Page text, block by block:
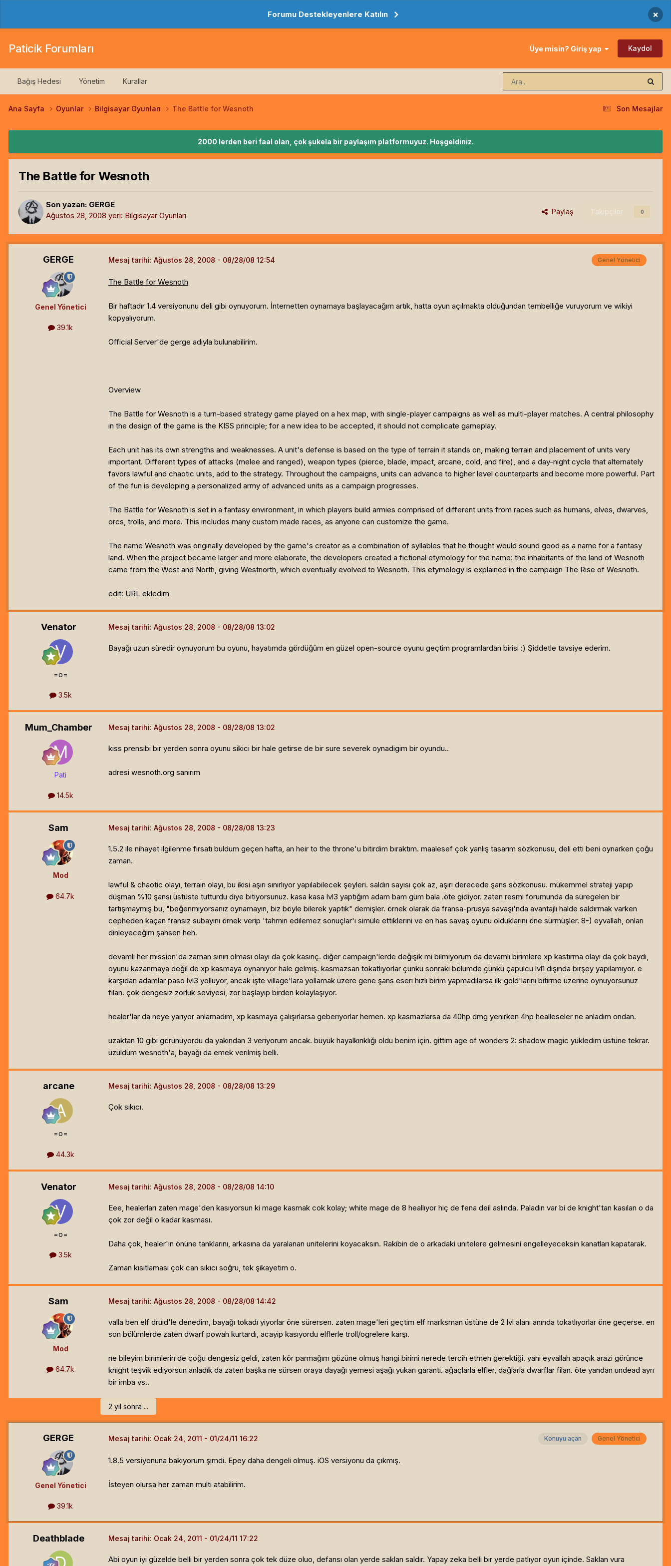
Forumu Destekleyenlere Katılın ×
Paticik Forumları Üye misin? Giriş yap Kaydol
Bağış Hedesi Yönetim Kurallar
Son Mesajlar
Ana Sayfa Oyunlar Bilgisayar Oyunları The Battle for Wesnoth
2000 lerden beri faal olan, çok şukela bir paylaşım platformuyuz. Hoşgeldiniz.
The Battle for Wesnoth
Son yazan: GERGE
Ağustos 28, 2008 yeri: Bilgisayar Oyunları Paylaş Takipçiler 0
GERGE
Genel Yönetici
39.1k
Genel Yönetici
Mesaj tarihi: Ağustos 28, 2008
The Battle for Wesnoth
Bir haftadır 1.4 versiyonunu deli gibi oynuyorum. İnternetten oynamaya başlayacağım artık, hatta oyun açılmakta olduğundan tembelliğe vuruyorum ve wikiyi
kopyalıyorum.
Official Server'de gerge adıyla bulunabilirim.
Overview
The Battle for Wesnoth is a turn-based strategy game played on a hex map, with single-player campaigns as well as multi-player matches. A central philosophy
in the design of the game is the KISS principle; for a new idea to be accepted, it should not complicate gameplay.
Each unit has its own strengths and weaknesses. A unit's defense is based on the type of terrain it stands on, making terrain and placement of units very
important. Different types of attacks (melee and ranged), weapon types (pierce, blade, impact, arcane, cold, and fire), and a day-night cycle that alternately
favors lawful and chaotic units, add to the strategy. Throughout the campaigns, units can advance to higher level counterparts and become more powerful. Part
of the fun is developing a personalized army of advanced units as a campaign progresses.
The Battle for Wesnoth is set in a fantasy environment, in which players build armies comprised of different units from races such as humans, elves, dwarves,
orcs, trolls, and more. This includes many custom made races, as anyone can customize the game.
The name Wesnoth was originally developed by the game's creator as a combination of syllables that he thought would sound good as a name for a fantasy
land. When the project became larger and more elaborate, the developers created a fictional etymology for the name: the inhabitants of the land of Wesnoth
came from the West and North, giving Westnorth, which eventually evolved to Wesnoth. This etymology is explained in the campaign The Rise of Wesnoth.
edit: URL ekledim
Venator
=o=
3.5k
Mesaj tarihi: Ağustos 28, 2008
Bayağı uzun süredir oynuyorum bu oyunu, hayatımda gördüğüm en güzel open-source oyunu geçtim programlardan birisi :) Şiddetle tavsiye ederim.
Mum_Chamber
Pati
14.5k
Mesaj tarihi: Ağustos 28, 2008
kiss prensibi bir yerden sonra oyunu sikici bir hale getirse de bir sure severek oynadigim bir oyundu..
adresi wesnoth.org sanirim
Sam
Mod
64.7k
Mesaj tarihi: Ağustos 28, 2008
1.5.2 ile nihayet ilgilenme fırsatı buldum geçen hafta, an heir to the throne'u bitirdim bıraktım. maalesef çok yanlış tasarım sözkonusu, deli etti beni oynarken çoğu
zaman.
lawful & chaotic olayı, terrain olayı, bu ikisi aşırı sınırlıyor yapılabilecek şeyleri. saldırı sayısı çok az, aşırı derecede şans sözkonusu. mükemmel strateji yapıp
düşman %10 şansı üstüste tutturdu diye bitiyorsunuz. kasa kasa lvl3 yaptığım adam bam güm bala .öte gidiyor. zaten resmi forumunda da süregelen bir
tartışmaymış bu, "beğenmiyorsanız oynamayın, biz böyle bilerek yaptık" demişler. örnek olarak da fransa-prusya savaşı'nda avantajlı halde saldırmak varken
cepheden kaçan fransız subayını örnek verip 'tahmin edilemez sonuçlar'ı simüle ettiklerini ve en has savaş oyunu olduklarını öne sürmüşler. 8-) eyvallah, onları
dinleyeceğim şahsen heh.
devamlı her mission'da zaman sınırı olması olayı da çok kasınç. diğer campaign'lerde değişik mi bilmiyorum da devamlı birimlere xp kastırma olayı da çok baydı,
oyunu kazanmaya değil de xp kasmaya oynanıyor hale gelmiş. kasmazsan tokatlıyorlar çünkü sonraki bölümde çünkü çapulcu lvl1 dışında birşey yapılamıyor. e
karşıdan adamlar paso lvl3 yolluyor, ancak işte village'lara yollamak üzere gene şans eseri hızlı birim yapmadılarsa ilk gold'larını bitirme üzerine oynuyorsunuz
filan. çok dengesiz zorluk seviyesi, zor başlayıp birden kolaylaşıyor.
healer'lar da neye yarıyor anlamadım, xp kasmaya çalışırlarsa geberiyorlar hemen. xp kasmazlarsa da 40hp dmg yenirken 4hp healleseler ne anladım ondan.
uzaktan 10 gibi görünüyordu da yakından 3 veriyorum ancak. büyük hayalkırıklığı oldu benim için. gittim age of wonders 2: shadow magic yükledim üstüne tekrar.
üzüldüm wesnoth'a, bayağı da emek verilmiş belli.
arcane
=o=
44.3k
Mesaj tarihi: Ağustos 28, 2008
Çok sıkıcı.
Venator
=o=
3.5k
Mesaj tarihi: Ağustos 28, 2008
Eee, healerları zaten mage'den kasıyorsun ki mage kasmak cok kolay; white mage de 8 heallıyor hiç de fena deil aslında. Paladin var bi de knight'tan kasılan o da
çok zor değil o kadar kasması.
Daha çok, healer'ın önüne tanklarını, arkasına da yaralanan unitelerini koyacaksın. Rakibin de o arkadaki unitelere gelmesini engelleyeceksin kanatları kapatarak.
Zaman kısıtlaması çok can sıkıcı soğru, tek şikayetim o.
Sam
Mod
64.7k
Mesaj tarihi: Ağustos 28, 2008
valla ben elf druid'le denedim, bayağı tokadı yiyorlar öne sürersen. zaten mage'leri geçtim elf marksman üstüne de 2 lvl alanı anında tokatlıyorlar öne geçerse. en
son bölümlerde zaten dwarf powah kurtardı, acayip kasıyordu elflerle troll/ogrelere karşı.
ne bileyim birimlerin de çoğu dengesiz geldi, zaten kör parmağım gözüne olmuş hangi birimi nerede tercih etmen gerektiği. yani eyvallah apaçık arazi görünce
knight teşvik ediyorsun anladık da zaten başka ne sürsen oraya dayağı yemesi aşağı yukarı garanti. ağaçlarla elfler, dağlarla dwarflar filan. öte yandan undead ayrı
bir imba vs..
2 yıl sonra ...
GERGE
Genel Yönetici
39.1k
Konuyu açan Genel Yönetici
Mesaj tarihi: Ocak 24, 2011
1.8.5 versiyonuna bakıyorum şimdi. Epey daha dengeli olmuş. iOS versiyonu da çıkmış.
İsteyen olursa her zaman multi atabilirim.
Deathblade Mesaj tarihi: Ocak 24, 2011
Abi oyun iyi güzelde belli bir yerden sonra çok tek düze oluo, defansı olan yerde saklan saldır. Yapay zeka belli bir yerde patlıyor oyun içinde. Saklan vura